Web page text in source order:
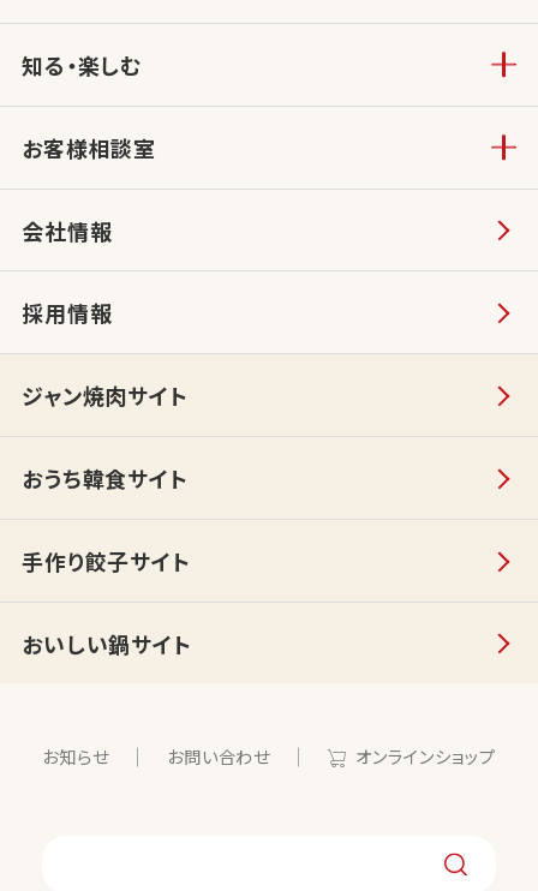
知る・楽しむ
お客様相談室
会社情報
採用情報
ジャン焼肉サイト
おうち韓食サイト
手作り餃子サイト
おいしい鍋サイト
お知らせ お問い合わせ オンラインショップ